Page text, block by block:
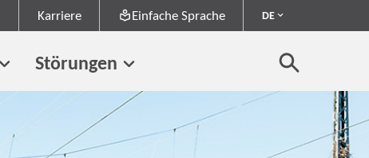
Karriere Einfache Sprache DE
Störungen